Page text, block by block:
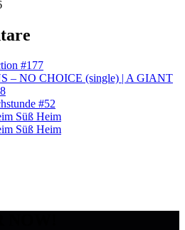
#177
– NO CHOICE (single) | A GIANT
#52
Süß Heim
Süß Heim